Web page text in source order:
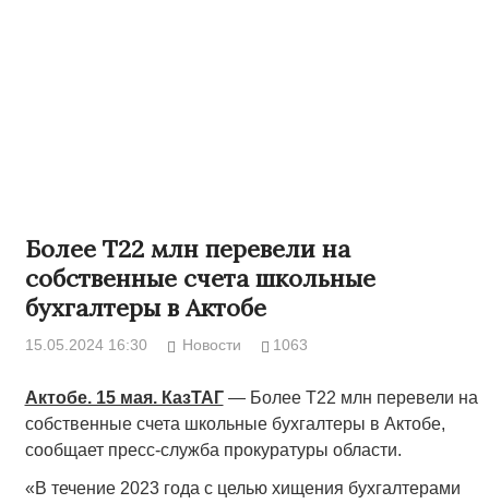
Более Т22 млн перевели на
собственные счета школьные
бухгалтеры в Актобе
15.05.2024 16:30 Новости 1063
Актобе. 15 мая. КазТАГ— Более Т22 млн перевели на
собственные счета школьные бухгалтеры в Актобе,
сообщает пресс-служба прокуратуры области.
«В течение 2023 года с целью хищения бухгалтерами